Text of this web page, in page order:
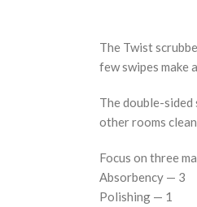
The Twist
few swipes make
The double-sided
other rooms
Focus on three
Аbsorbency — 3
Polishing — 1